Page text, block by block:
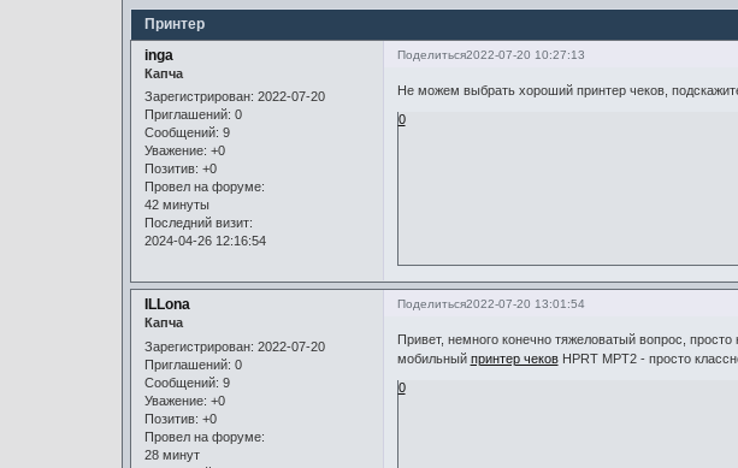
Принтер
Поделиться2022-07-20 10:27:13
inga
Капча
Зарегистрирован: 2022-07-20
Приглашений: 0
Сообщений: 9
Уважение: +0
Позитив: +0
Провел на форуме:
42 минуты
Последний визит:
2024-04-26 12:16:54
Не можем выбрать хороший принтер чеков,
0
Поделиться2022-07-20 13:01:54
ILLona
Капча
Зарегистрирован: 2022-07-20
Приглашений: 0
Сообщений: 9
Уважение: +0
Позитив: +0
Провел на форуме:
28 минут
Привет, немного конечно тяжеловатый вопрос,
мобильный принтер чековHPRT MPT2 - просто
0